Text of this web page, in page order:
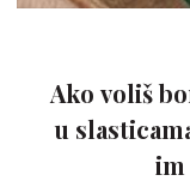
Ako voliš
u
im